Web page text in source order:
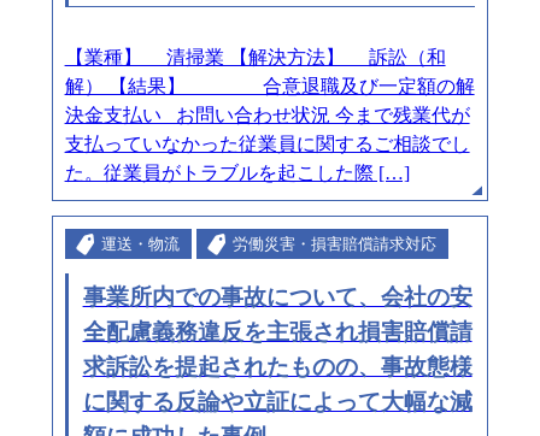
【業種】 清掃業 【解決方法】 訴訟（和
解） 【結果】 合意退職及び一定額の解
決金支払い お問い合わせ状況 今まで残業代が
支払っていなかった従業員に関するご相談でし
た。従業員がトラブルを起こした際 […]
運送・物流 労働災害・損害賠償請求対応
事業所内での事故について、会社の安
全配慮義務違反を主張され損害賠償請
求訴訟を提起されたものの、事故態様
に関する反論や立証によって大幅な減